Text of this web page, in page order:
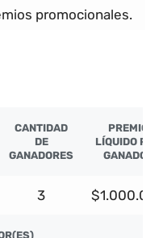
promocionales.
CANTIDAD
DE
GANADORES
PREMIO
LÍQUIDO POR
GANADOR
3